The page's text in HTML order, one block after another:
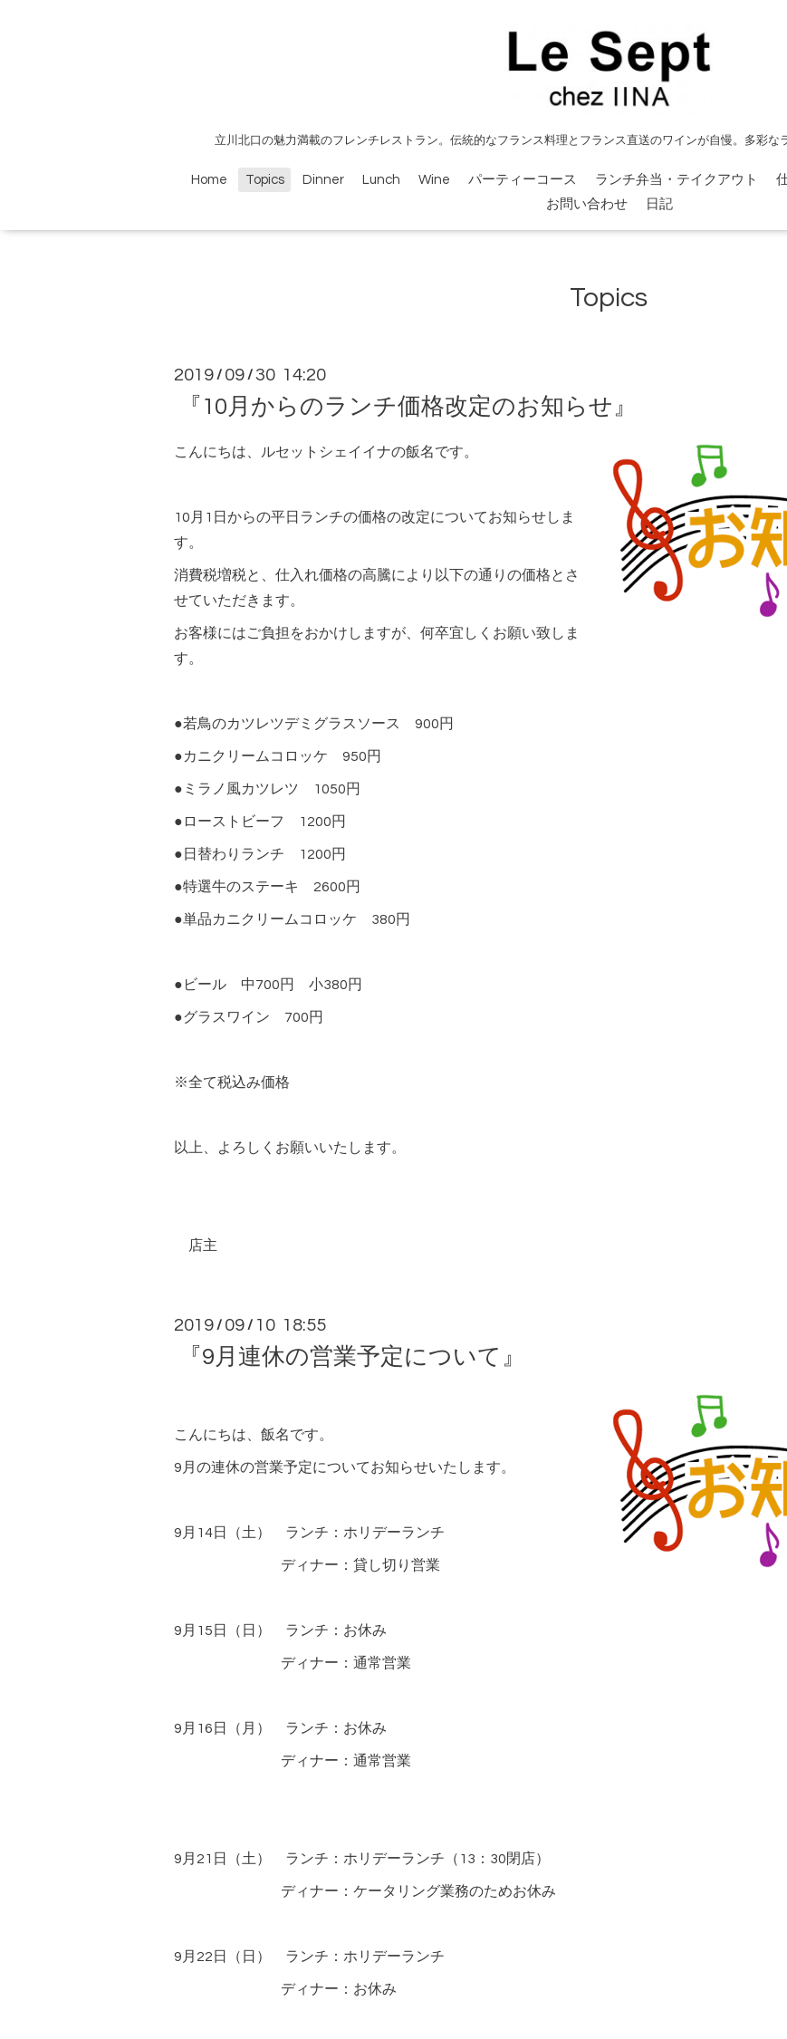
立川北口の魅力満載のフレンチレストラン。伝統的なフランス料理とフランス直送のワインが自慢。多彩な
Home Topics Dinner Lunch Wine パーティーコース ランチ弁当・テイクアウト
お問い合わせ
日記
Topics
2019 / 09 /30 14:20
『10月からのランチ価格改定のお知らせ』
こんにちは、ルセットシェイイナの飯名です。
10月1日からの平日ランチの価格の改定についてお知らせしま
す。
消費税増税と、仕入れ価格の高騰により以下の通りの価格とさ
せていただきます。
お客様にはご負担をおかけしますが、何卒宜しくお願い致しま
す。
●若鳥のカツレツデミグラスソース 900円
●カニクリームコロッケ 950円
●ミラノ風カツレツ 1050円
●ローストビーフ 1200円
●日替わりランチ 1200円
●特選牛のステーキ 2600円
●単品カニクリームコロッケ 380円
●ビール 中700円 小380円
●グラスワイン 700円
※全て税込み価格
以上、よろしくお願いいたします。
店主
2019 / 09 / 10 18:55
『9月連休の営業予定について』
こんにちは、飯名です。
9月の連休の営業予定についてお知らせいたします。
9月14日（土） ランチ：ホリデーランチ
ディナー：貸し切り営業
9月15日（日） ランチ：お休み
ディナー：通常営業
9月16日（月） ランチ：お休み
ディナー：通常営業
9月21日（土） ランチ：ホリデーランチ（13：30閉店）
ディナー：ケータリング業務のためお休み
9月22日（日） ランチ：ホリデーランチ
ディナー：お休み